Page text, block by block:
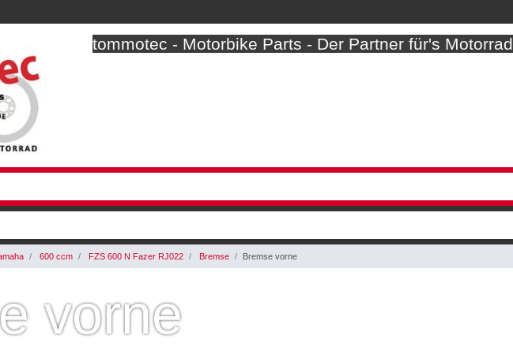
tommotec - Motorbike Parts - Der Partner für's Motorrad
600 ccm FZS 600 N Fazer RJ022 Bremse Bremse vorne
vorne